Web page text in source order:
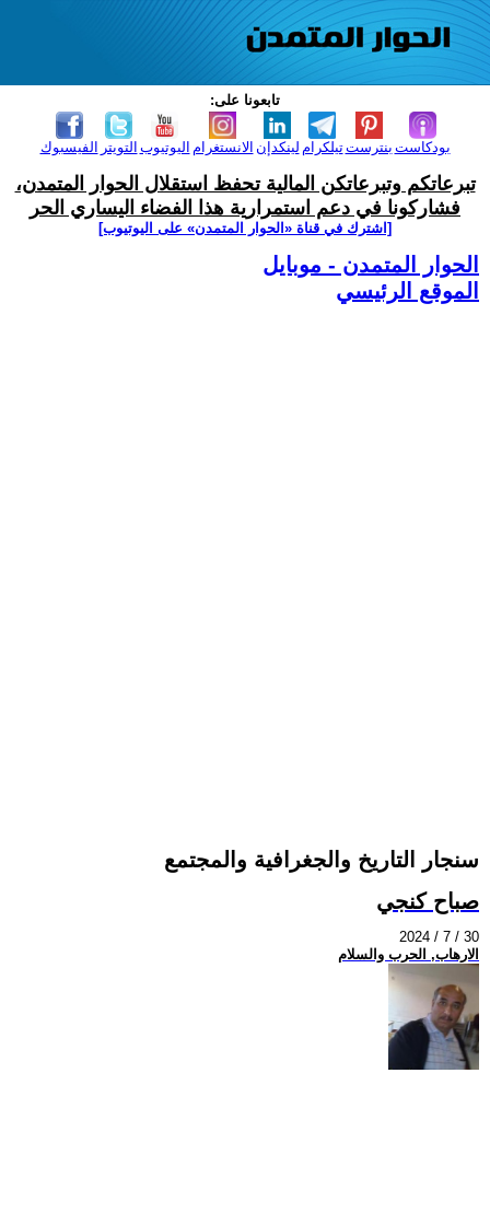
تابعونا على:
الفيسبوك التويتر اليوتيوب الانستغرام لينكدإن تيلكرامبنترست بودكاست
تبرعاتكم وتبرعاتكن المالية تحفظ استقلال الحوار المتمدن،
فشاركونا في دعم استمرارية هذا الفضاء اليساري الحر
[اشترك في قناة ‫«الحوار المتمدن» على اليوتيوب]
الحوار المتمدن - موبايل
الموقع الرئيسي
سنجار التاريخ والجغرافية والمجتمع
صباح كنجي
2024 / 7 / 30
الارهاب, الحرب والسلام